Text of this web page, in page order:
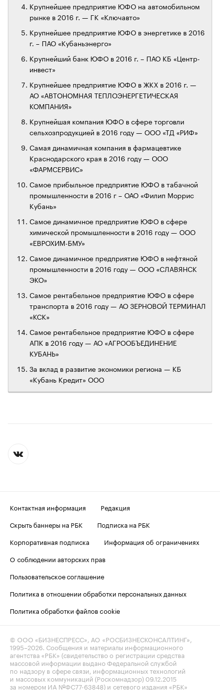
Крупнейшее предприятие ЮФО на автомобильном
рынке в 2016 г. — ГК «Ключавто»
Крупнейшее предприятие ЮФО в энергетике в 2016
г. – ПАО «Кубаньэнерго»
Крупнейший банк ЮФО в 2016 г. – ПАО КБ «Центр-
инвест»
Крупнейшее предприятие ЮФО в ЖКХ в 2016 г. —
АО «АВТОНОМНАЯ ТЕПЛОЭНЕРГЕТИЧЕСКАЯ
КОМПАНИЯ»
Крупнейшая компания ЮФО в сфере торговли
сельхозпродукцией в 2016 году — ООО «ТД «РИФ»
Самая динамичная компания в фармацевтике
Краснодарского края в 2016 году — ООО
«ФАРМСЕРВИС»
Самое прибыльное предприятие ЮФО в табачной
промышленности в 2016 г – ОАО «Филип Моррис
Кубань»
Самое динамичное предприятие ЮФО в сфере
химической промышленности в 2016 году — ООО
«ЕВРОХИМ-БМУ»
Самое динамичное предприятие ЮФО в нефтяной
промышленности в 2016 году — ООО «СЛАВЯНСК
ЭКО»
Самое рентабельное предприятие ЮФО в сфере
транспорта в 2016 году — АО ЗЕРНОВОЙ ТЕРМИНАЛ
«КСК»
Самое рентабельное предприятие ЮФО в сфере
АПК в 2016 году — АО «АГРООБЪЕДИНЕНИЕ
КУБАНЬ»
За вклад в развитие экономики региона — КБ
«Кубань Кредит» ООО
Контактная информация
Редакция
Скрыть баннеры на РБК
Подписка на РБК
Корпоративная подписка
Информация об ограничениях
О соблюдении авторских прав
Пользовательское соглашение
Политика в отношении обработки персональных данных
Политика обработки файлов cookie
© ООО «БИЗНЕСПРЕСС», АО «РОСБИЗНЕСКОНСАЛТИНГ»,
1995–2026. Сообщения и материалы информационного
агентства «РБК» (свидетельство о регистрации средства
массовой информации выдано Федеральной службой
по надзору в сфере связи, информационных технологий
и массовых коммуникаций (Роскомнадзор) 09.12.2015
за номером ИА №ФС77-63848) и сетевого издания «РБК»